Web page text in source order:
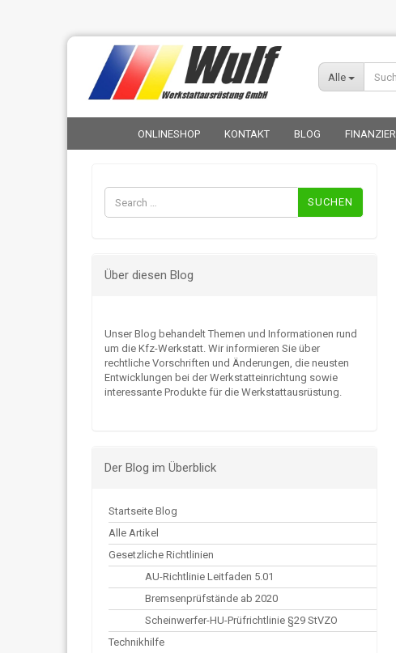
Alle
ONLINESHOP KONTAKT BLOG
Suchen
nach:
Über diesen Blog
Unser Blog behandelt Themen und Informationen rund
um die Kfz-Werkstatt. Wir informieren Sie über
rechtliche Vorschriften und Änderungen, die neusten
Entwicklungen bei der Werkstatteinrichtung sowie
interessante Produkte für die Werkstattausrüstung.
Der Blog im Überblick
Startseite Blog
Alle Artikel
Gesetzliche Richtlinien
AU-Richtlinie Leitfaden 5.01
Bremsenprüfstände ab 2020
Scheinwerfer-HU-Prüfrichtlinie §29 StVZO
Technikhilfe